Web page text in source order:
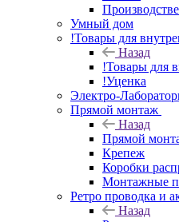
Умный дом
!Товары для
Назад
!Товары для
!Уценка
Электро-
Прямой монтаж
Назад
Прямой
Крепеж
Коробки
Монтажные
Ретро проводка и
Назад